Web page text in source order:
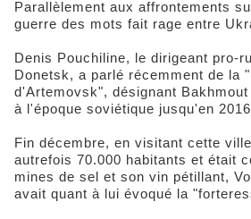
Parallèlement aux affrontements
guerre des mots fait rage entre
Denis Pouchiline, le dirigeant pro-
Donetsk, a parlé récemment de la
d'Artemovsk", désignant
à l'époque soviétique jusqu'en
Fin décembre, en visitant cette
autrefois 70.000 habitants et était
mines de sel et son vin pétillant,
avait quant à lui évoqué la